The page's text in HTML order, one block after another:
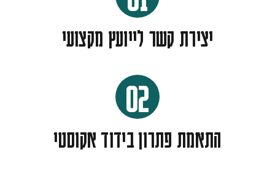
יצירת קשר לייועץ מקצועי
02
התאמת פתרון בידוד אקוסטי